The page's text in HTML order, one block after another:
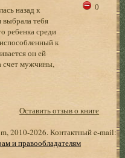
назад к
выбрала тебя
ребенка среди
к
он ей
счет мужчины,
0
Оставить отзыв о книге
2010-2026. Контактный e-mail:
и правообладателям